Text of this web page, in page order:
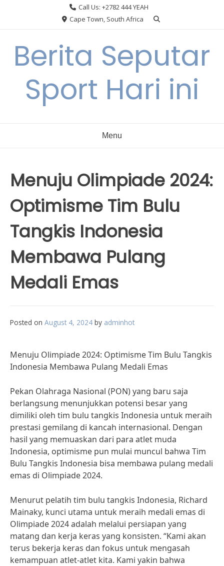
Call Us: +2782 444 YEAH
Cape Town, South Africa
Berita Seputar
Sport Hari ini
Menu
Menuju Olimpiade 2024:
Optimisme Tim Bulu
Tangkis Indonesia
Membawa Pulang
Medali Emas
Posted on August 4, 2024 by adminhot
Menuju Olimpiade 2024: Optimisme Tim Bulu Tangkis
Indonesia Membawa Pulang Medali Emas
Pekan Olahraga Nasional (PON) yang baru saja
berlangsung menunjukkan potensi besar yang
dimiliki oleh tim bulu tangkis Indonesia untuk meraih
prestasi gemilang di kancah internasional. Dengan
hasil yang memuaskan dari para atlet muda
Indonesia, optimisme pun mulai muncul bahwa Tim
Bulu Tangkis Indonesia bisa membawa pulang medali
emas di Olimpiade 2024.
Menurut pelatih tim bulu tangkis Indonesia, Richard
Mainaky, kunci utama untuk meraih medali emas di
Olimpiade 2024 adalah melalui persiapan yang
matang dan kerja keras yang konsisten. “Kami akan
terus bekerja keras dan fokus untuk mengasah
kemampuan atlet-atlet kita. Kami yakin bahwa